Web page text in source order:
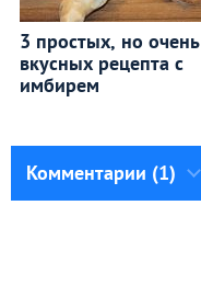
3 простых, но очень
вкусных рецепта с
имбирем
Комментарии (1)